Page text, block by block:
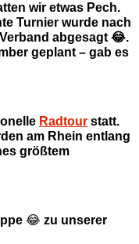
wir etwas Pech.
Turnier wurde nach
abgesagt 😂.
geplant – gab es
Radtour statt.
am Rhein entlang
größtem
😂 zu unserer